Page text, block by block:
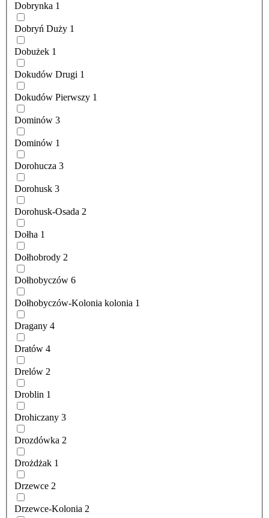
Dobrynka 1
Dobryń Duży 1
Dobużek 1
Dokudów Drugi 1
Dokudów Pierwszy 1
Dominów 3
Dominów 1
Dorohucza 3
Dorohusk 3
Dorohusk-Osada 2
Dołha 1
Dołhobrody 2
Dołhobyczów 6
Dołhobyczów-Kolonia kolonia 1
Dragany 4
Dratów 4
Drelów 2
Droblin 1
Drohiczany 3
Drozdówka 2
Drożdżak 1
Drzewce 2
Drzewce-Kolonia 2